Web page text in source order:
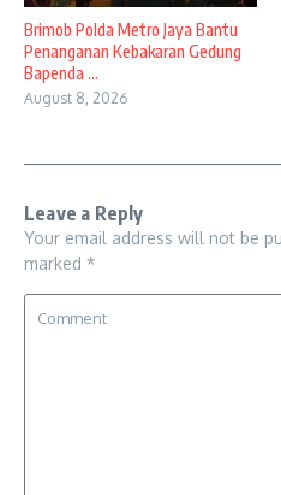
Brimob Polda Metro Jaya Bantu
Penanganan Kebakaran Gedung
Bapenda ...
August 8, 2026
Leave a Reply
Your email address will not be
marked *